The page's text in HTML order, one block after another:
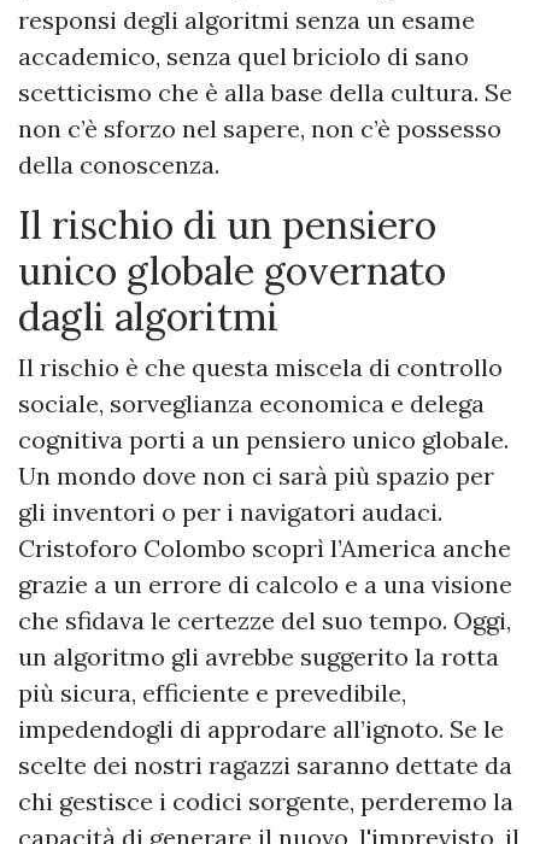
responsi degli algoritmi senza un esame
accademico, senza quel briciolo di sano
scetticismo che è alla base della cultura. Se
non c’è sforzo nel sapere, non c’è possesso
della conoscenza.
Il rischio di un pensiero
unico globale governato
dagli algoritmi
Il rischio è che questa miscela di controllo
sociale, sorveglianza economica e delega
cognitiva porti a un pensiero unico globale.
Un mondo dove non ci sarà più spazio per
gli inventori o per i navigatori audaci.
Cristoforo Colombo scoprì l’America anche
grazie a un errore di calcolo e a una visione
che sfidava le certezze del suo tempo. Oggi,
un algoritmo gli avrebbe suggerito la rotta
più sicura, efficiente e prevedibile,
impedendogli di approdare all’ignoto. Se le
scelte dei nostri ragazzi saranno dettate da
chi gestisce i codici sorgente, perderemo la
capacità di generare il nuovo, l'imprevisto, il